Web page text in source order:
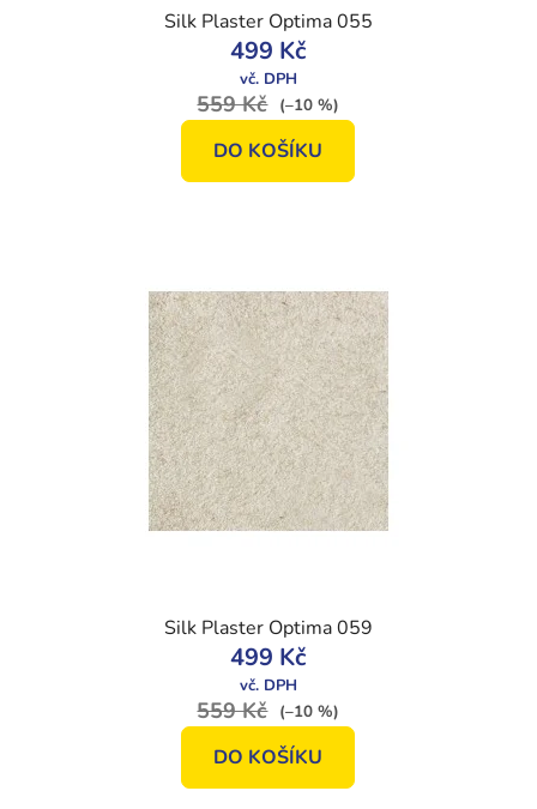
Silk Plaster Optima 055
499 Kč
559 Kč (–10 %)
DO KOŠÍKU
Silk Plaster Optima 059
499 Kč
559 Kč (–10 %)
DO KOŠÍKU